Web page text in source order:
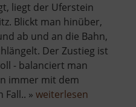
liegt der Uferstein
Blickt man hinüber,
ab und an die Bahn,
Der Zustieg ist
- balanciert man
immer mit dem
» weiterlesen